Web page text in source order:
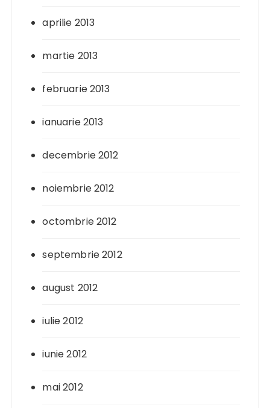
aprilie 2013
martie 2013
februarie 2013
ianuarie 2013
decembrie 2012
noiembrie 2012
octombrie 2012
septembrie 2012
august 2012
iulie 2012
iunie 2012
mai 2012